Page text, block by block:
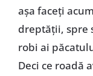
așa faceți
dreptății, spre
robi ai
Deci ce roadă